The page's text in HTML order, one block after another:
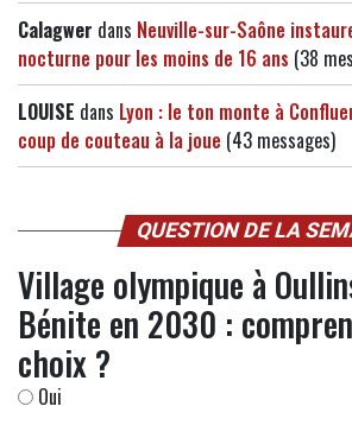
Calagwer dans Neuville-sur-Saône
nocturne pour les moins de 16 ans (38
LOUISE dans Lyon : le ton monte à
coup de couteau à la joue (43 messages)
QUESTION DE LA
Village olympique à
Bénite en 2030 :
choix ?
Oui